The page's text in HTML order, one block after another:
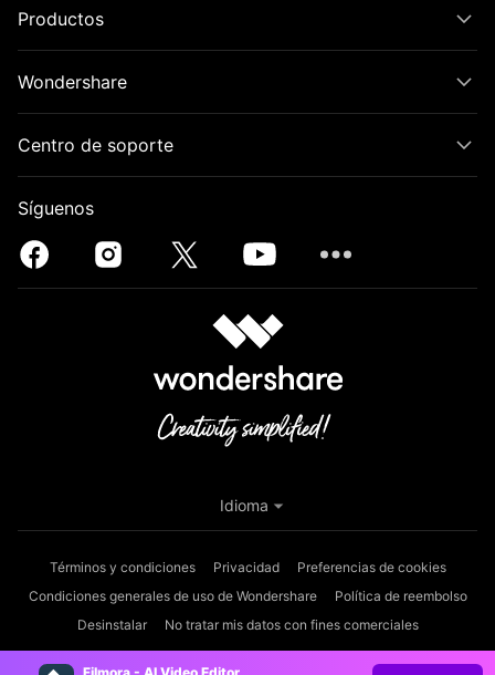
Productos
Wondershare
Centro de soporte
Síguenos
Términos y condiciones Privacidad
Preferencias de cookies
Condiciones generales de uso de Wondershare
Política de reembolso
Desinstalar
No tratar mis datos con fines comerciales
Idioma